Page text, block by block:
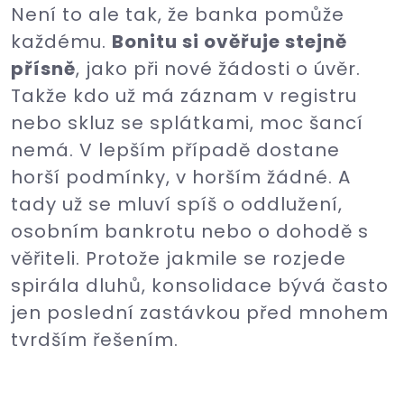
Není to ale tak, že banka pomůže
každému. Bonitu si ověřuje stejně
přísně, jako při nové žádosti o úvěr.
Takže kdo už má záznam v registru
nebo skluz se splátkami, moc šancí
nemá. V lepším případě dostane
horší podmínky, v horším žádné. A
tady už se mluví spíš o oddlužení,
osobním bankrotu nebo o dohodě s
věřiteli. Protože jakmile se rozjede
spirála dluhů, konsolidace bývá často
jen poslední zastávkou před mnohem
tvrdším řešením.